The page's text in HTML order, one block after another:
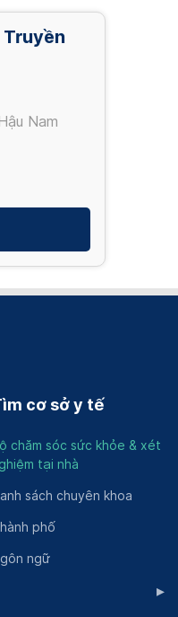
Nam
cơ sở y tế
chăm sóc sức khỏe & xét
tại nhà
sách chuyên khoa
phố
ngữ
▸